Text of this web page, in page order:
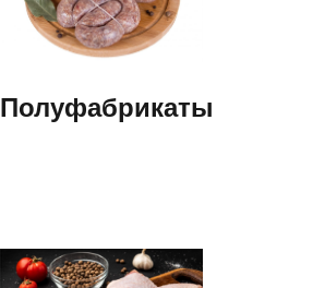
Полуфабрикаты